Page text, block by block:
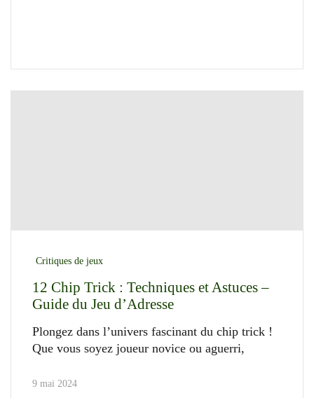
Critiques de jeux
12 Chip Trick : Techniques et Astuces –
Guide du Jeu d’Adresse
Plongez dans l’univers fascinant du chip trick !
Que vous soyez joueur novice ou aguerri,
9 mai 2024